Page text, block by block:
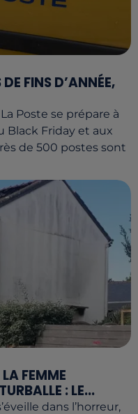
FINS D’ANNÉE,
Poste se prépare à
Black Friday et aux
de 500 postes sont
FEMME
: LE...
dans l’horreur,